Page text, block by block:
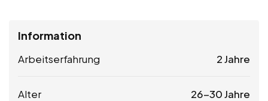
Information
Arbeitserfahrung 2 Jahre
Alter 26-30 Jahre